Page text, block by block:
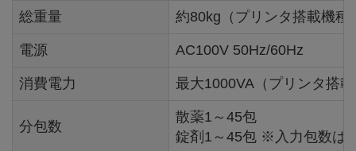
総重量 約80kg（プリンタ搭載機種
電源 AC100V 50Hz/60Hz
消費電力 最大1000VA（プリンタ搭
分包数
散薬1～45包
錠剤1～45包 ※入力包数は